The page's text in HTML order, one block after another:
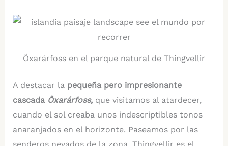
Öxarárfoss en el parque natural de Thingvellir
A destacar la pequeña pero impresionante
cascada Öxarárfoss, que visitamos al atardecer,
cuando el sol creaba unos indescriptibles tonos
anaranjados en el horizonte. Paseamos por las